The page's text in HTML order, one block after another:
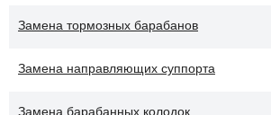
Замена тормозных барабанов
Замена направляющих суппорта
Замена барабанных колодок